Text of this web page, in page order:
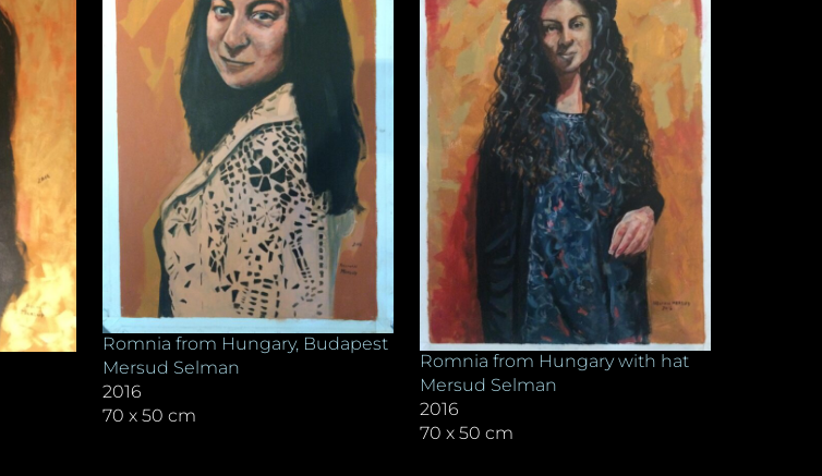
Romnia from Hungary, Budapest
Mersud Selman
2016
70 x 50 cm
Romnia from Hungary with hat
Mersud Selman
2016
70 x 50 cm